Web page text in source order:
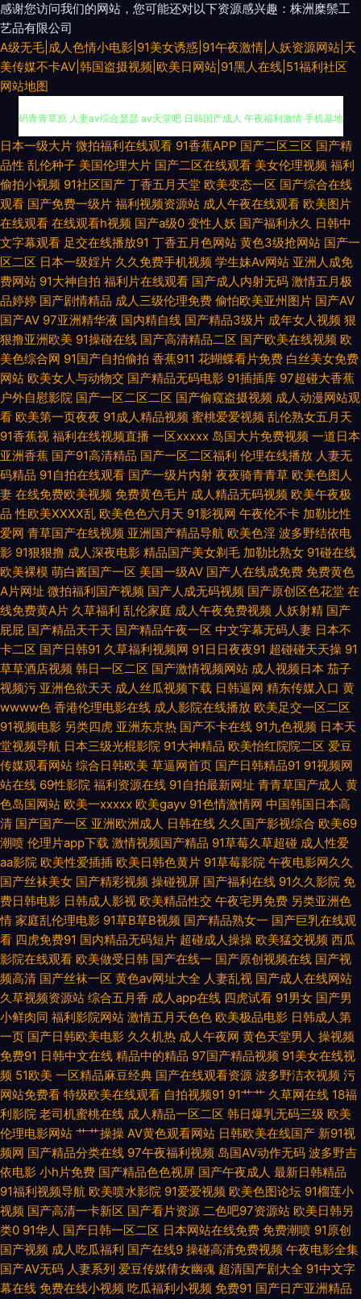
感谢您访问我们的网站，您可能还对以下资源感兴趣：株洲糜鬃工
艺品有限公司
A级无毛|成人色情小电影|91美女诱惑|91午夜激情|人妖资源网站|天
美传媒不卡AV|韩国盗摄视频|欧美日网站|91黑人在线|51福利社区
网站地图
三级无码孕妇免费 欧美色图乱伦 久草网址国产 人人上人人爱人人草 日韩无
码青青草原 人妻av综合瑟瑟 av天堂吧 日韩国产成人 午夜福利激情 手机基地
1024日韩 成人Aⅴ视频 日韩av无码高清电影 大香蕉伊人毛 男人综合干婷婷
五月 性交影院 色色日韩欧美国产 91视频新地址 大香蕉伊人网久久 精品看片
微拍92 免费成人在线三级片 久久香蕉精品产品 六月激情澎湃性爱网 jk啪啪
内射 婷婷五月资源网 超碰碰一本道 久操视频网 91蝌蚪人妻对白 后入白丝视
频 久草免费福利网站 欧美日韩色另类综合 青春草在线资源AV 91福利社 三级
文学AV 豆花av岛国 影音先锋动漫av成人 福利视频91 久久国产精品麻豆产
91老司机在线观看 91福利电影网 欧美激情91 97干色 青青草免费无码 18岁
网站免费观看 91大神探花在线 强奸乱轮在线 变态另类综合网 婷婷五月草草
网 影音先锋丝袜丝足 色色在线看 中文字幕13页 伊人狼人久久 福利AV电影
亚洲91精品 超碰九色91 青娱乐论坛视频 国产性福AⅤ 在线看h片网站 豆花网
在线观看 亚洲精品色码 日本二区大全 色色91 久久大伊人 神马A片福利视频
一区 欧美TV尤物 在线天堂资源 欧美性一区二区三区 天天操av电影 欧美日
韩色阁 91极品探花 黑料豆花导航 97成人上网 www男人的天堂 东京热一区
av 国产精品成 99热最新在线 成人碰碰免费视频 变态另类一区在线视频 岛国
精品一区久久 97色伦综合在线无码视频 白虎美女爆操91 av网址在线免费观
看 爱福利视频 成人无码在线观看MV 91大神唐伯虎 在线免费观看视频91 香
蕉黄色片 伊人色亚洲色 国产第18页 伊人精片 91免费网页链接 自慰青青草原
无码毛茸茸 婷婷色青青色大香蕉 91红杏社区在线 中文原创AV 97日韩 午夜
成人av 美女探花综合 中文字幕亚洲日本 狼友秘密入口 中文人妻熟妇精品 啊
v视频 在线成人电影A片网站 91网站在线看 在线视频国产高清 91站色 色情
天堂 日本不卡一区二区 少妇爽炮20p 97青青草超碰 三级性爱网址 自慰aaa
在线视频99 欧美毛茸茸老片子 亚洲啪啪网 国产青草91娱乐 自慰潮喷在线
97不卡视频 微拍福利一区二区 亚洲成人一区 欧美午夜网 国产网址 欧美性爱
入入欧美 91专区在线欢看 免费看大片黄色网址 性爱黄色一级网站 日本黄色
免费成人网站一区欧韩 九九热99视频 浮力黄色影院 操逼网站不卡 成人免费
AV 91丝袜网站 乱伦大AV线 神马午夜影院 五月天视频婷 海角日逼 欧美aa在
线观看 WW成人网 精品传媒入口 91日韩丁香 91国产色情 日韩有玛免费 撸啊
日本一级大片 微拍福利在线观看 91香蕉APP 国产二区三区 国产精
品性 乱伦种子 美国伦理大片 国产二区在线观看 美女伦理视频 福利
偷拍小视频 91社区国产 丁香五月天堂 欧美变态一区 国产综合在线
观看 国产免费一级片 福利视频资源站 成人午夜在线观看 欧美图片
在线观看 在线观看h视频 国产a级0 变性人妖 国产福利永久 日韩中
文字幕观看 足交在线播放91 丁香五月色网站 黄色3级抢网站 国产一
区二区 日本一级婬片 久久免费手机视频 学生妹Av网站 亚洲人成免
费网站 91大神自拍 福利片在线观看 国产成人内射无码 激情五月极
品婷婷 国产剧情精品 成人三级伦理免费 偷怕欧美亚州图片 国产AV
国产AV 97亚洲精华液 国内精自线 国产精品3级片 成年女人视频 狠
狠撸亚洲欧美 91操碰在线 国产高清精品二区 国产欧美在线视频 欧
美色综合网 91国产自拍偷拍 香蕉911 花蝴蝶看片免费 白丝美女免费
网站 欧美女人与动物交 国产精品无码电影 91插插库 97超碰大香蕉
户外自慰影院 国产一区二区二区 国产偷窥盗摄视频 成人动漫网站观
看 欧美第一页夜夜 91成人精品视频 蜜桃爱爱视频 乱伦熟女五月天
91香蕉视 福利在线视频直播 一区xxxxx 岛国大片免费视频 一道日本
亚洲香蕉 国产91高清精品 国产一区二区福利 伦理在线播放 人妻无
码精品 91自拍在线观看 国产一级片内射 夜夜骑青青草 欧美色图人
妻 在线免费欧美视频 免费黄色毛片 成人精品无码视频 欧美午夜极
品 性欧美ⅩⅩⅩⅩ乱 欧美色色六月天 91影视网 午夜伦不卡 加勒比性
爱网 青草国产在线视频 亚洲国产精品导航 欧美色淫 波多野结依电
影 91狠狠撸 成人深夜电影 精品国产美女剃毛 加勒比熟女 91碰在线
欧美裸模 萌白酱国产一区 美国一级AV 国产人在线成免费 免费黄色
A片网址 微拍福利国产视频 国产人成无码视频 国产原创区色花堂 在
线免费黄A片 久草福利 乱伦家庭 成人午夜免费视频 人妖射精 国产
屁屁 国产精品天干天 国产精品午夜一区 中文字幕无码人妻 日本不
卡二区 国产日韩91 久草福利视频网 91日日夜夜91 超碰碰天天操 91
草草酒店视频 韩日一区二区 国产激情视频网站 成人视频日本 茄子
视频污 亚洲色欲天天 成人丝瓜视频下载 日韩逼网 精东传媒入口 黄
wwww色 香港伦理电影在线 成人影院在线播放 欧美足交一区二区
91视频电影 另类四虎 亚洲东京热 国产不卡在线 91九色视频 日本天
堂视频导航 日本三级光棍影院 91大神精品 欧美怡红院院二区 爱豆
传媒观看网站 综合日韩欧美 草逼网首页 国产日韩精品91 91视频网
站在线 69性影院 福利资源在线 91自拍最新网址 青青草国产成人 黄
色岛国网站 欧美一xxxxx 欧美gayv 91色情激情网 中国韩国日本高
清 国产国产一区 亚洲欧洲成人 日韩在线 久久国产影视综合 欧美69
潮喷 伦理片app下载 激情视频国产精品 91草莓久草超碰 成人性爱
aa影院 欧美性爱插插 欧美日韩色黄片 91草莓影院 午夜电影网久久
国产丝袜美女 国产精彩视频 操碰视屏 国产福利在线 91久久影院 免
费日韩电影 日韩成人影视 欧美精品性交 午夜宅男免费 另类亚洲色
情 家庭乱伦理电影 91草B草B视频 国产精品熟女一 国产巨乳在线观
看 四虎免费91 国内精品无码短片 超碰成人操操 欧美猛交视频 西瓜
影院在线观看 欧美做受日韩 国产在线一 国产原创视频在线 国产视
频高清 国产丝袜一区 黄色av网址大全 人妻乱视 国产成人在线网站
久草视频资源站 综合五月香 成人app在线 四虎试看 91男女 国产男
小鲜肉同 福利影院网站 激情五月天色色 欧美极品电影 日韩成人第
一页 国产日韩欧美电影 久久机热 成人午夜网 黄色天堂男人 操视频
免费91 日韩中文在线 精品中的精品 97国产精品视频 91美女在线视
频 51欧美 一区精品麻豆经典 国产在线观看资源 波多野洁衣视频 污
网站免费看 特级欧美在线观看 自拍视频91 91艹艹 久草网在线 18福
利影院 老司机蜜桃在线 成人精品一区二区 韩日爆乳无码三级 欧美
伦理电影网站 艹艹操操 AV黄色观看网站 日韩欧美在线国产 新91视
频网 国产精品分类在线 97午夜福利视频 岛国AV动作无码 波多野吉
依电影 小h片免费 国产精品色色视屏 国产午夜成人 最新日韩精品
91福利视频导航 欧美喷水影院 91爱爱视频 欧美色图论坛 91榴莲小
视频 国产高清一卡新区 国产看片资源 二色吧97资源站 欧美日韩另
类0 91华人 国产日韩一区二区 日本网站在线免费 免费潮喷 91原创
国产视频 成人吃瓜福利 国产在线9 操碰高清免费视频 午夜电影全集
国产AV无码 人妻系列 爱豆传媒倩女幽魂 超清国产剧大全 91中文字
幕在线 免费在线小视频 吃瓜福利小视频 免费91 国产日产亚洲精品